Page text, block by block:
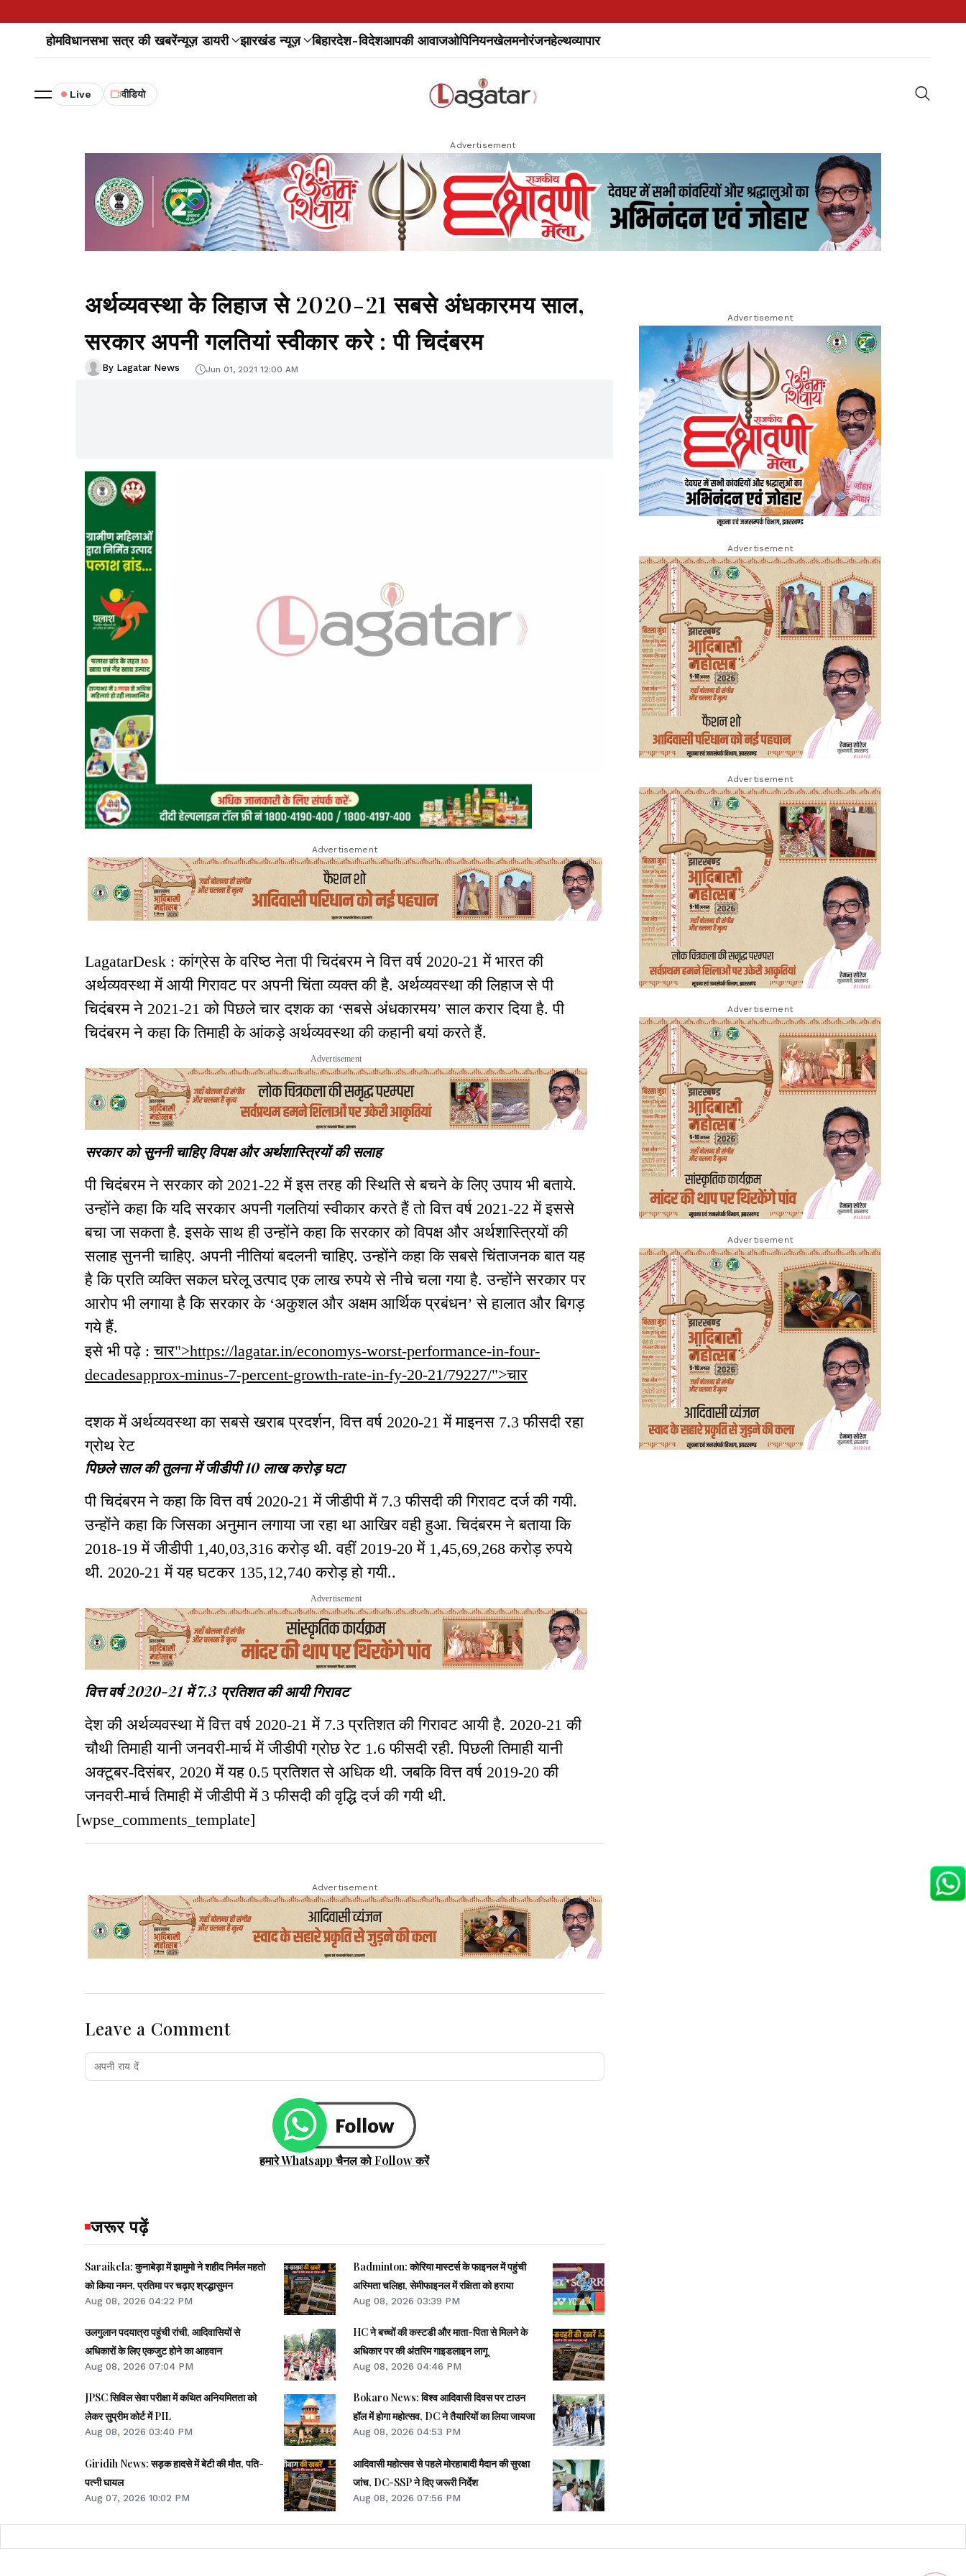
होमविधानसभा सत्र की खबरेंन्यूज़ डायरी झारखंड न्यूज़ बिहारदेश-विदेशआपकी आवाजओपिनियनखेलमनोरंजनहेल्थव्यापार
Live वीडियो
Advertisement
अर्थव्यवस्था के लिहाज से 2020-21 सबसे अंधकारमय साल,
सरकार अपनी गलतियां स्वीकार करे : पी चिदंबरम
By Lagatar News Jun 01, 2021 12:00 AM
Advertisement
LagatarDesk : कांग्रेस के वरिष्ठ नेता पी चिदंबरम ने वित्त वर्ष 2020-21 में भारत की
अर्थव्यवस्था में आयी गिरावट पर अपनी चिंता व्यक्त की है. अर्थव्यवस्था की लिहाज से पी
चिदंबरम ने 2021-21 को पिछले चार दशक का ‘सबसे अंधकारमय’ साल करार दिया है. पी
चिदंबरम ने कहा कि तिमाही के आंकड़े अर्थव्यवस्था की कहानी बयां करते हैं.
Advertisement
सरकार को सुननी चाहिए विपक्ष और अर्थशास्त्रियों की सलाह
पी चिदंबरम ने सरकार को 2021-22 में इस तरह की स्थिति से बचने के लिए उपाय भी बताये.
उन्होंने कहा कि यदि सरकार अपनी गलतियां स्वीकार करते हैं तो वित्त वर्ष 2021-22 में इससे
बचा जा सकता है. इसके साथ ही उन्होंने कहा कि सरकार को विपक्ष और अर्थशास्त्रियों की
सलाह सुननी चाहिए. अपनी नीतियां बदलनी चाहिए. उन्होंने कहा कि सबसे चिंताजनक बात यह
है कि प्रति व्यक्ति सकल घरेलू उत्पाद एक लाख रुपये से नीचे चला गया है. उन्होंने सरकार पर
आरोप भी लगाया है कि सरकार के ‘अकुशल और अक्षम आर्थिक प्रबंधन’ से हालात और बिगड़
गये हैं.
इसे भी पढ़े :चार">https://lagatar.in/economys-worst-performance-in-four-
decadesapprox-minus-7-percent-growth-rate-in-fy-20-21/79227/">चार
दशक में अर्थव्यवस्था का सबसे खराब प्रदर्शन, वित्त वर्ष 2020-21 में माइनस 7.3 फीसदी रहा
ग्रोथ रेट
पिछले साल की तुलना में जीडीपी 10 लाख करोड़ घटा
पी चिदंबरम ने कहा कि वित्त वर्ष 2020-21 में जीडीपी में 7.3 फीसदी की गिरावट दर्ज की गयी.
उन्होंने कहा कि जिसका अनुमान लगाया जा रहा था आखिर वही हुआ. चिदंबरम ने बताया कि
2018-19 में जीडीपी 1,40,03,316 करोड़ थी. वहीं 2019-20 में 1,45,69,268 करोड़ रुपये
थी. 2020-21 में यह घटकर 135,12,740 करोड़ हो गयी..
Advertisement
वित्त वर्ष 2020-21 में 7.3 प्रतिशत की आयी गिरावट
देश की अर्थव्यवस्था में वित्त वर्ष 2020-21 में 7.3 प्रतिशत की गिरावट आयी है. 2020-21 की
चौथी तिमाही यानी जनवरी-मार्च में जीडीपी ग्रोछ रेट 1.6 फीसदी रही. पिछली तिमाही यानी
अक्टूबर-दिसंबर, 2020 में यह 0.5 प्रतिशत से अधिक थी. जबकि वित्त वर्ष 2019-20 की
जनवरी-मार्च तिमाही में जीडीपी में 3 फीसदी की वृद्धि दर्ज की गयी थी.
[wpse_comments_template]
Advertisement
Leave a Comment
हमारे Whatsapp चैनल को Follow करें
जरूर पढ़ें
Saraikela: कुनाबेड़ा में झामुमो ने शहीद निर्मल महतो
को किया नमन, प्रतिमा पर चढ़ाए श्रद्धासुमन
Aug 08, 2026 04:22 PM
उलगुलान पदयात्रा पहुंची रांची, आदिवासियों से
अधिकारों के लिए एकजुट होने का आहवान
Aug 08, 2026 07:04 PM
JPSC सिविल सेवा परीक्षा में कथित अनियमितता को
लेकर सुप्रीम कोर्ट में PIL
Aug 08, 2026 03:40 PM
Giridih News: सड़क हादसे में बेटी की मौत, पति-
पत्नी घायल
Aug 07, 2026 10:02 PM
Badminton: कोरिया मास्टर्स के फाइनल में पहुंची
अस्मिता चलिहा, सेमीफाइनल में रक्षिता को हराया
Aug 08, 2026 03:39 PM
HC ने बच्चों की कस्टडी और माता-पिता से मिलने के
अधिकार पर की अंतरिम गाइडलाइन लागू
Aug 08, 2026 04:46 PM
Bokaro News: विश्व आदिवासी दिवस पर टाउन
हॉल में होगा महोत्सव, DC ने तैयारियों का लिया जायजा
Aug 08, 2026 04:53 PM
आदिवासी महोत्सव से पहले मोरहाबादी मैदान की सुरक्षा
जांच, DC-SSP ने दिए जरूरी निर्देश
Aug 08, 2026 07:56 PM
Advertisement
Advertisement
Advertisement
Advertisement
Advertisement